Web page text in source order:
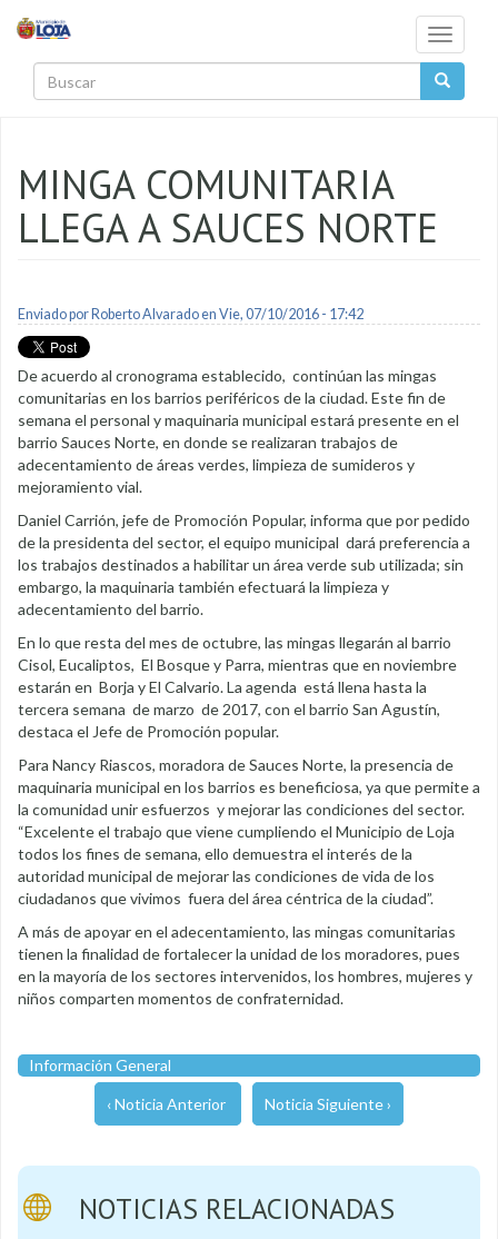
Toggle
MINGA COMUNITARIA
LLEGA A SAUCES NORTE
Enviado por Roberto Alvaradoen Vie, 07/10/2016 - 17:42
De acuerdo al cronograma establecido, continúan las mingas
comunitarias en los barrios periféricos de la ciudad. Este fin de
semana el personal y maquinaria municipal estará presente en el
barrio Sauces Norte, en donde se realizaran trabajos de
adecentamiento de áreas verdes, limpieza de sumideros y
mejoramiento vial.
Daniel Carrión, jefe de Promoción Popular, informa que por pedido
de la presidenta del sector, el equipo municipal dará preferencia a
los trabajos destinados a habilitar un área verde sub utilizada; sin
embargo, la maquinaria también efectuará la limpieza y
adecentamiento del barrio.
En lo que resta del mes de octubre, las mingas llegarán al barrio
Cisol, Eucaliptos, El Bosque y Parra, mientras que en noviembre
estarán en Borja y El Calvario. La agenda está llena hasta la
tercera semana de marzo de 2017, con el barrio San Agustín,
destaca el Jefe de Promoción popular.
Para Nancy Riascos, moradora de Sauces Norte, la presencia de
maquinaria municipal en los barrios es beneficiosa, ya que permite a
la comunidad unir esfuerzos y mejorar las condiciones del sector.
“Excelente el trabajo que viene cumpliendo el Municipio de Loja
todos los fines de semana, ello demuestra el interés de la
autoridad municipal de mejorar las condiciones de vida de los
ciudadanos que vivimos fuera del área céntrica de la ciudad”.
A más de apoyar en el adecentamiento, las mingas comunitarias
tienen la finalidad de fortalecer la unidad de los moradores, pues
en la mayoría de los sectores intervenidos, los hombres, mujeres y
niños comparten momentos de confraternidad.
Información General
‹ Noticia Anterior Noticia Siguiente ›
NOTICIAS RELACIONADAS